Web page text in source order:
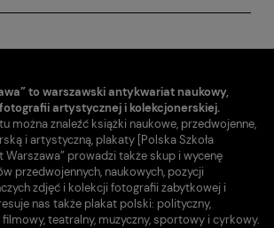
to warszawski antykwariat naukowy,
artystycznej i kolekcjonerskiej.
można znaleźć książki naukowe, przedwojenne,
i artystyczną, plakaty [Polska Szkoła
Warszawa” prowadzi także skup i wycenę
przedwojennych, naukowych, pozycji
zdjęć i kolekcji fotografii zabytkowej i
nas także plakat polski: polityczny,
teatralny, muzyczny, sportowy i cyrkowy.